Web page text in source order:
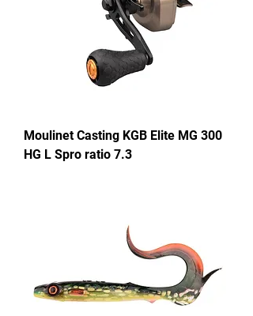
Moulinet Casting KGB Elite MG 300
HG L Spro ratio 7.3